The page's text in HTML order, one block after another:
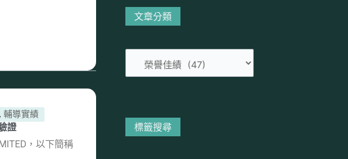
,輔導實績
證
，以下簡稱
文章分類
標籤搜尋